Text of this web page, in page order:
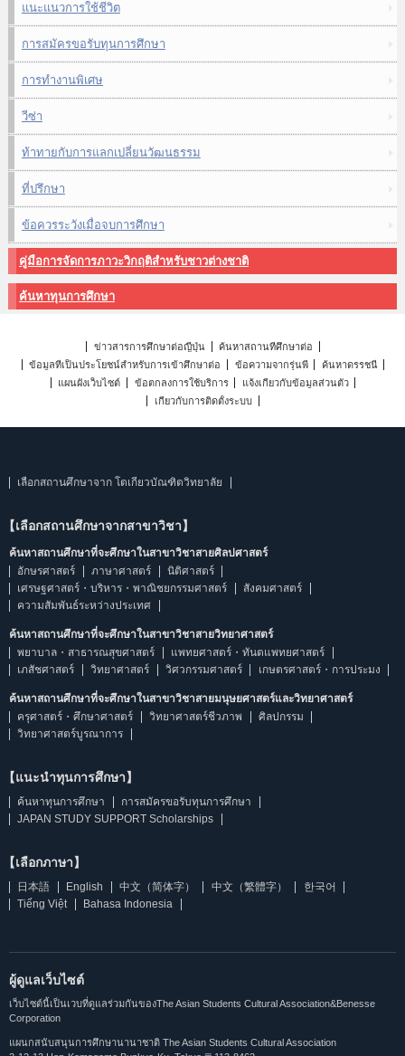
แนะแนวการใช้ชีวิต
การสมัครขอรับทุนการศึกษา
การทำงานพิเศษ
วีซ่า
ท้าทายกับการแลกเปลี่ยนวัฒนธรรม
ที่ปรึกษา
ข้อควรระวังเมื่อจบการศึกษา
คู่มือการจัดการภาวะวิกฤติสำหรับชาวต่างชาติ
ค้นหาทุนการศึกษา
ข่าวสารการศึกษาต่อญี่ปุ่น
ค้นหาสถานที่ศึกษาต่อ
ข้อมูลที่เป็นประโยชน์สำหรับการเข้าศึกษาต่อ
ข้อความจากรุ่นพี่
ค้นหาดรรชนี
แผนผังเว็บไซต์
ข้อตกลงการใช้บริการ
แจ้งเกี่ยวกับข้อมูลส่วนตัว
เกี่ยวกับการติดตั้งระบบ
เลือกสถานศึกษาจาก โตเกียวบัณฑิตวิทยาลัย
【เลือกสถานศึกษาจากสาขาวิชา】
ค้นหาสถานศึกษาที่จะศึกษาในสาขาวิชาสายศิลปศาสตร์
อักษรศาสตร์
ภาษาศาสตร์
นิติศาสตร์
เศรษฐศาสตร์・บริหาร・พาณิชยกรรมศาสตร์
สังคมศาสตร์
ความสัมพันธ์ระหว่างประเทศ
ค้นหาสถานศึกษาที่จะศึกษาในสาขาวิชาสายวิทยาศาสตร์
พยาบาล・สาธารณสุขศาสตร์
แพทยศาสตร์・ทันตแพทยศาสตร์
เภสัชศาสตร์
วิทยาศาสตร์ วิศวกรรมศาสตร์ เกษตรศาสตร์・การประมง
ค้นหาสถานศึกษาที่จะศึกษาในสาขาวิชาสายมนุษยศาสตร์และวิทยาศาสตร์
ครุศาสตร์・ศึกษาศาสตร์
วิทยาศาสตร์ชีวภาพ
ศิลปกรรม
วิทยาศาสตร์บูรณาการ
【แนะนำทุนการศึกษา】
ค้นหาทุนการศึกษา
การสมัครขอรับทุนการศึกษา
JAPAN STUDY SUPPORT Scholarships
【เลือกภาษา】
日本語 English 中文（简体字） 中文（繁體字）
한국어
Tiếng Việt
Bahasa Indonesia
ผู้ดูแลเว็บไซต์
เว็บไซต์นี้เป็นเวบที่ดูแลร่วมกันของThe Asian Students Cultural Association&Benesse
Corporation
แผนกสนับสนุนการศึกษานานาชาติ The Asian Students Cultural Association